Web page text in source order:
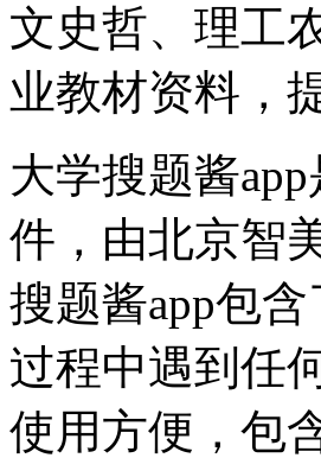
文史哲、理工
业教材资料，
大学搜题酱
件，由北京智
搜题酱app包
过程中遇到任
使用方便，包